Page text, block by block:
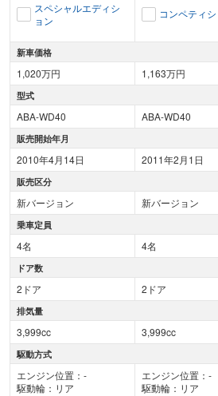
スペシャルエディシ
ョン
コンペティ
新車価格
1,020万円 1,163万円
型式
ABA-WD40 ABA-WD40
販売開始年月
2010年4月14日 2011年2月1日
販売区分
新バージョン 新バージョン
乗車定員
4名 4名
ドア数
2ドア 2ドア
排気量
3,999cc 3,999cc
駆動方式
エンジン位置：-
駆動輪：リア
エンジン位置：-
駆動輪：リア